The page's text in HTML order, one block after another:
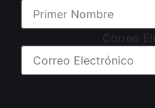
Correo